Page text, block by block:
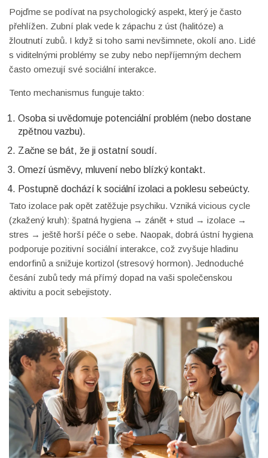
Pojďme se podívat na psychologický aspekt, který je často
přehlížen. Zubní plak vede k zápachu z úst (halitóze) a
žloutnutí zubů. I když si toho sami nevšimnete, okolí ano. Lidé
s viditelnými problémy se zuby nebo nepříjemným dechem
často omezují své sociální interakce.
Tento mechanismus funguje takto:
Osoba si uvědomuje potenciální problém (nebo dostane
zpětnou vazbu).
Začne se bát, že ji ostatní soudí.
Omezí úsměvy, mluvení nebo blízký kontakt.
Postupně dochází k sociální izolaci a poklesu sebeúcty.
Tato izolace pak opět zatěžuje psychiku. Vzniká vicious cycle
(zkažený kruh): špatná hygiena → zánět + stud → izolace →
stres → ještě horší péče o sebe. Naopak, dobrá ústní hygiena
podporuje pozitivní sociální interakce, což zvyšuje hladinu
endorfinů a snižuje kortizol (stresový hormon). Jednoduché
česání zubů tedy má přímý dopad na vaši společenskou
aktivitu a pocit sebejistoty.